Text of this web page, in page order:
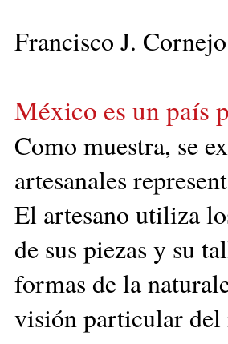
Francisco J.
México es un país
Como muestra, se
artesanales
El artesano utiliza
de sus piezas y su
formas de la
visión particular del